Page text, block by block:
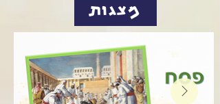
מצגות